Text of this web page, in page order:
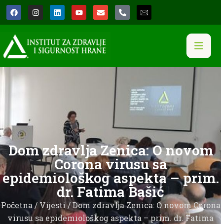
Dom zdravlja Zenica: O novom
Corona virusu sa
epidemiološkog aspekta – prim.
dr. Fatima Bašić
Početna/Vijesti/ Dom zdravlja Zenica: O novom Corona
virusu sa epidemiološkog aspekta – prim. dr. Fatima